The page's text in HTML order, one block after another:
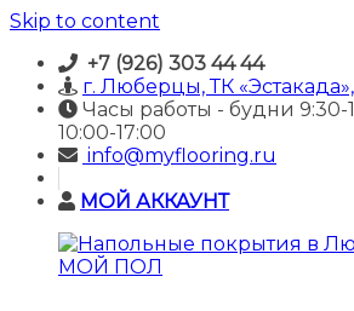
Skip to content
+7 (926) 303 44 44
г. Люберцы, ТК
Часы работы - будни
10:00-17:00
info@myflooring.ru
МОЙ АККАУНТ